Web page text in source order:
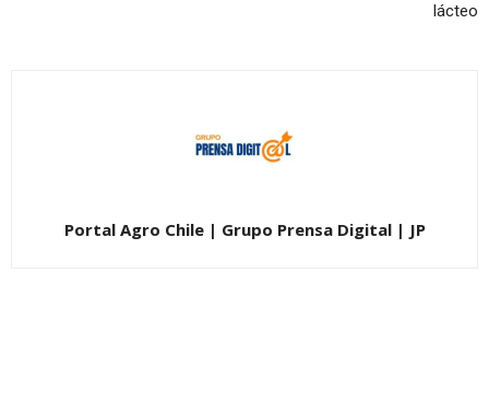
lácteo
Portal Agro Chile | Grupo Prensa Digital | JP